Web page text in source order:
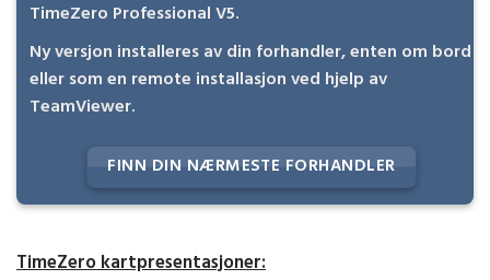
TimeZero Professional V5.
Ny versjon installeres av din forhandler, enten om bord
eller som en remote installasjon ved hjelp av
TeamViewer.
FINN DIN NÆRMESTE FORHANDLER
TimeZero kartpresentasjoner: